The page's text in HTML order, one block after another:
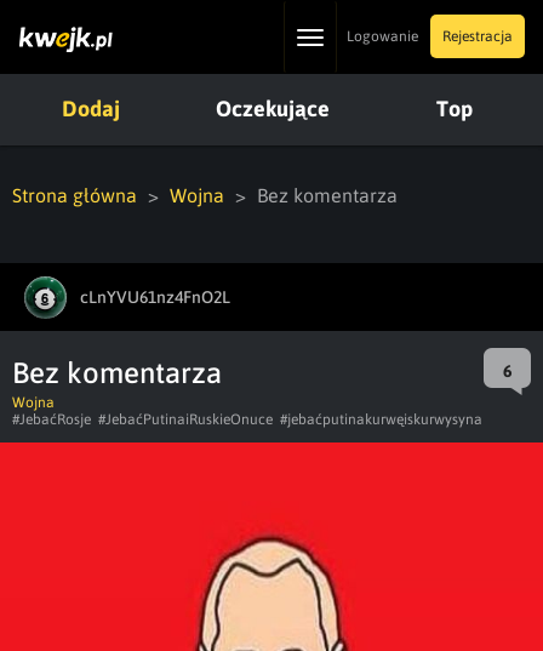
ToggleLogowanie Rejestracja
Dodaj Oczekujące Top
Strona główna Wojna Bez komentarza
cLnYVU61nz4FnO2L
Bez komentarza 6
Wojna
#JebaćRosje #JebaćPutinaiRuskieOnuce #jebaćputinakurwęiskurwysyna